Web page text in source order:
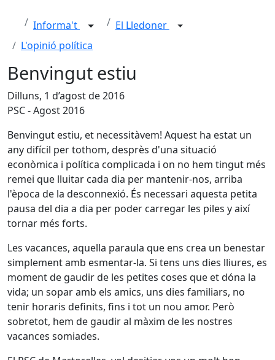
Informa't
El Lledoner
L'opinió política
Benvingut estiu
Dilluns, 1 d’agost de 2016
PSC - Agost 2016
Benvingut estiu, et necessitàvem! Aquest ha estat un
any difícil per tothom, desprès d'una situació
econòmica i política complicada i on no hem tingut més
remei que lluitar cada dia per mantenir-nos, arriba
l'època de la desconnexió. És necessari aquesta petita
pausa del dia a dia per poder carregar les piles y així
tornar més forts.
Les vacances, aquella paraula que ens crea un benestar
simplement amb esmentar-la. Si tens uns dies lliures, es
moment de gaudir de les petites coses que et dóna la
vida; un sopar amb els amics, uns dies familiars, no
tenir horaris definits, fins i tot un nou amor. Però
sobretot, hem de gaudir al màxim de les nostres
vacances somiades.